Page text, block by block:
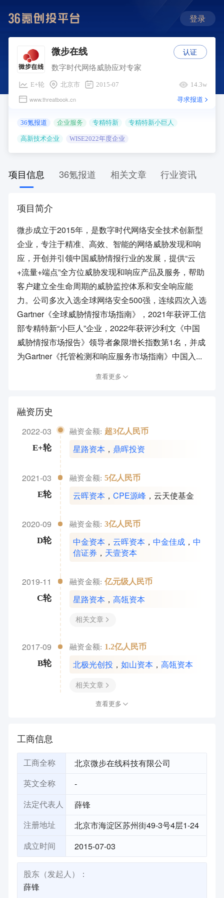
登录
微步在线
数字时代网络威胁应对专家
E+轮 北京市 2015-07 14.3w
www.threatbook.cn 寻求报道
36氪报道 企业服务 专精特新 专精特新小巨人
高新技术企业 WISE2022年度企业
认证
项目信息 36氪报道 相关文章 行业资讯
项目简介
微步成立于2015年，是数字时代网络安全技术创新型
企业，专注于精准、高效、智能的网络威胁发现和响
应，开创并引领中国威胁情报行业的发展，提供“云
+流量+端点”全方位威胁发现和响应产品及服务，帮助
客户建立全生命周期的威胁监控体系和安全响应能
力。公司多次入选全球网络安全500强，连续四次入选
Gartner《全球威胁情报市场指南》，2021年获评工信
部专精特新“小巨人”企业，2022年获评沙利文《中国
威胁情报市场报告》领导者象限增长指数第1名，并成
为Gartner《托管检测和响应服务市场指南》中国入...
查看更多
融资历史
2022-03
E+轮
融资金额: 超3亿人民币
星路资本 ， 鼎晖投资
2021-03
E轮
融资金额: 5亿人民币
云晖资本 ，CPE源峰 ，云天使基金
2020-09
D轮
融资金额: 3亿人民币
中金资本 ，云晖资本 ，中金佳成 ，中
信证券 ， 天壹资本
2019-11
C轮
融资金额: 亿元级人民币
星路资本 ，高瓴资本
相关文章
2017-09
B轮
融资金额: 1.2亿人民币
北极光创投 ，如山资本 ，高瓴资本
相关文章
查看更多
工商信息
工商全称 北京微步在线科技有限公司
英文全称 -
法定代表人 薛锋
注册地址 北京市海淀区苏州街49-3号4层1-24
成立时间 2015-07-03
股东（发起人）：
薛锋